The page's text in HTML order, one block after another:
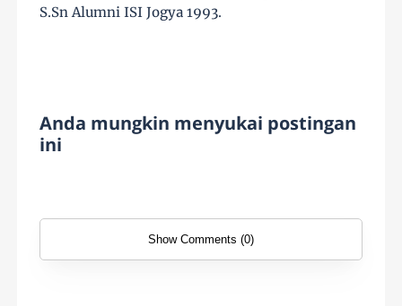
S.Sn Alumni ISI Jogya 1993.
Anda mungkin menyukai postingan
ini
Show Comments (0)